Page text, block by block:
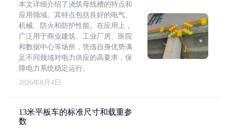
本文详细介绍了浇筑母线槽的特点和
应用领域。其特点包括良好的电气、
机械、防火和防护性能。在应用上，
广泛用于商业建筑、工业厂房、医院
和数据中心等场所，凭借自身优势满
足不同领域对电力供应的高要求，保
障电力系统稳定运行。
2026年8月4日
13米平板车的标准尺寸和载重参
数